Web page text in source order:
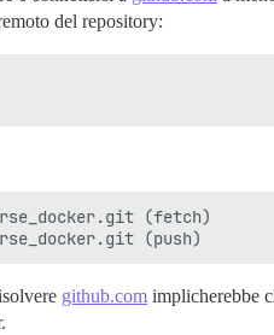
del repository:
github.com implicherebbe